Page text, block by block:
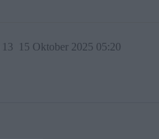
15 Oktober 2025 05:20
13